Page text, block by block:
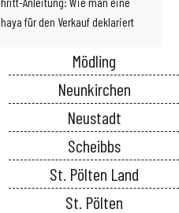
für den Verkauf deklariert
Mödling
Neunkirchen
Neustadt
Scheibbs
St. Pölten Land
St. Pölten